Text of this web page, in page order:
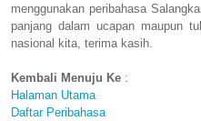
menggunakan peribahasa
panjang dalam ucapan maupun
nasional kita, terima kasih.
Kembali Menuju Ke :
Halaman Utama
Daftar Peribahasa